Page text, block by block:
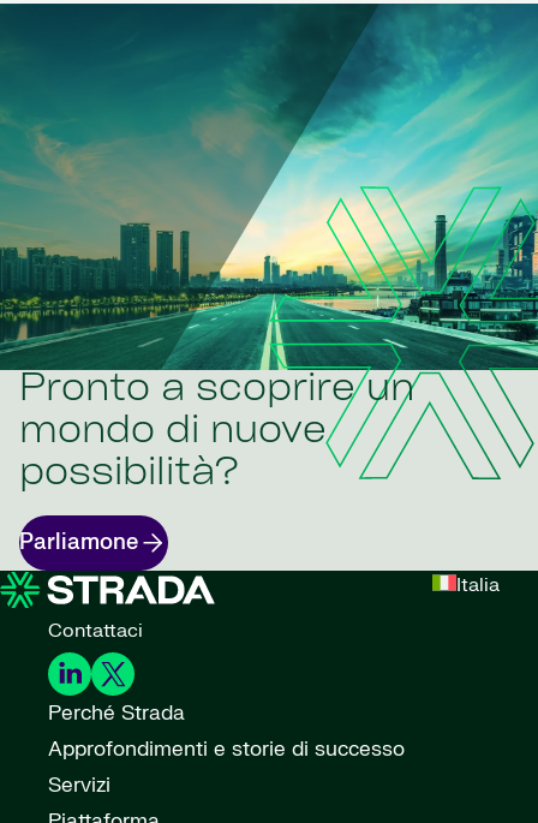
Pronto a scoprire un
mondo di nuove
possibilità?
Parliamone
Italia
Contattaci
Perché Strada
Approfondimenti e storie di successo
Servizi